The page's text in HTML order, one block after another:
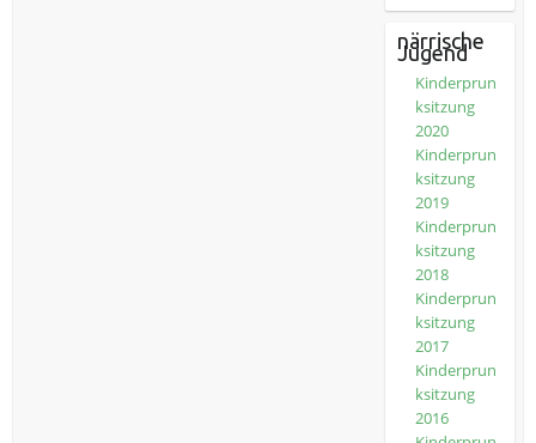
närrische
Jugend
Kinderprun
ksitzung
2020
Kinderprun
ksitzung
2019
Kinderprun
ksitzung
2018
Kinderprun
ksitzung
2017
Kinderprun
ksitzung
2016